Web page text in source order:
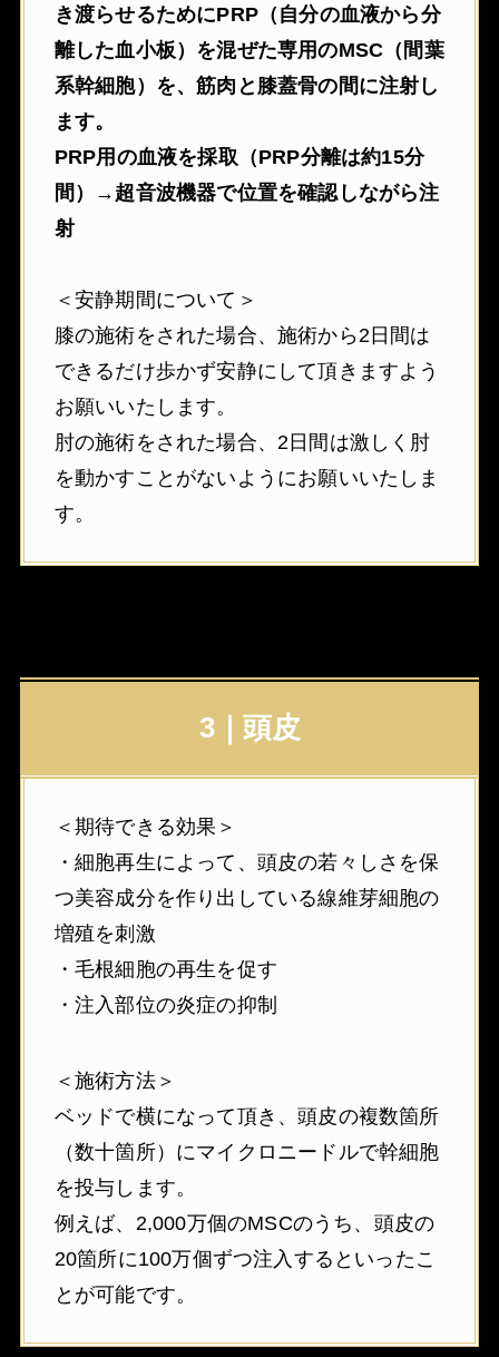
き渡らせるためにPRP（自分の血液から分
離した血小板）を混ぜた専用のMSC（間葉
系幹細胞）を、筋肉と膝蓋骨の間に注射し
ます。
PRP用の血液を採取（PRP分離は約15分
間）→超音波機器で位置を確認しながら注
射
＜安静期間について＞
膝の施術をされた場合、施術から2日間は
できるだけ歩かず安静にして頂きますよう
お願いいたします。
肘の施術をされた場合、2日間は激しく肘
を動かすことがないようにお願いいたしま
す。
3｜頭皮
＜期待できる効果＞
・細胞再生によって、頭皮の若々しさを保
つ美容成分を作り出している線維芽細胞の
増殖を刺激
・毛根細胞の再生を促す
・注入部位の炎症の抑制
＜施術方法＞
ベッドで横になって頂き、頭皮の複数箇所
（数十箇所）にマイクロニードルで幹細胞
を投与します。
例えば、2,000万個のMSCのうち、頭皮の
20箇所に100万個ずつ注入するといったこ
とが可能です。